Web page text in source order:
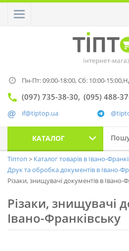
Пн-Пт: 09:00-18:00,Сб: 10:00-15:00,
(097) 735-38-30 (095) 488-
if@tiptop.ua
КАТАЛОГ
Тіптоп
Каталог товарів в Івано-
Друк та обробка документів в Івано-
Різаки, знищувачі документів в Івано-
Різаки, знищувачі
Івано-Франківську